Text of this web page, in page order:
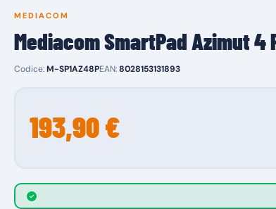
MEDIACOM
Mediacom SmartPad Azimut 4
Codice:M-SP1AZ48PEAN:8028153131893
193,90 €